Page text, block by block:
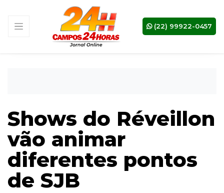
(22) 99922-0457
Shows do Réveillon
vão animar
diferentes pontos
de SJB